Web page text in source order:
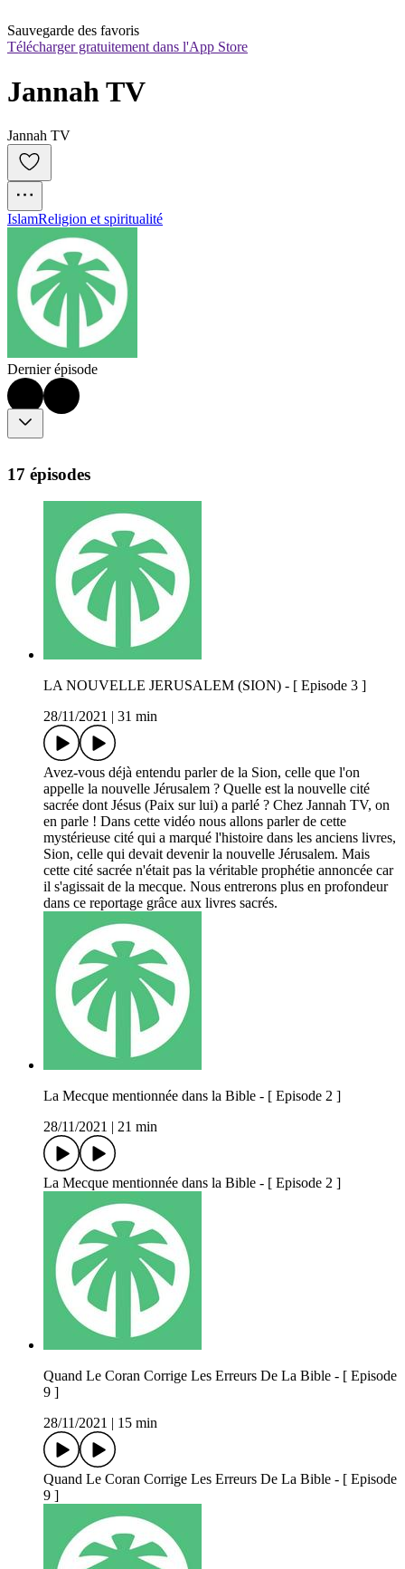
Sauvegarde des favoris
Télécharger gratuitement dans l'App Store
Jannah TV
Jannah TV
IslamReligion et spiritualité
Dernier épisode
17 épisodes
LA NOUVELLE JERUSALEM (SION) - [ Episode 3 ]
28/11/2021
31 min
Avez-vous déjà entendu parler de la Sion, celle que l'on
appelle la nouvelle Jérusalem ? Quelle est la nouvelle cité
sacrée dont Jésus (Paix sur lui) a parlé ? Chez Jannah TV, on
en parle ! Dans cette vidéo nous allons parler de cette
mystérieuse cité qui a marqué l'histoire dans les anciens livres,
Sion, celle qui devait devenir la nouvelle Jérusalem. Mais
cette cité sacrée n'était pas la véritable prophétie annoncée car
il s'agissait de la mecque. Nous entrerons plus en profondeur
dans ce reportage grâce aux livres sacrés.
La Mecque mentionnée dans la Bible - [ Episode 2 ]
28/11/2021
21 min
La Mecque mentionnée dans la Bible - [ Episode 2 ]
Quand Le Coran Corrige Les Erreurs De La Bible - [ Episode
9 ]
28/11/2021
15 min
Quand Le Coran Corrige Les Erreurs De La Bible - [ Episode
9 ]